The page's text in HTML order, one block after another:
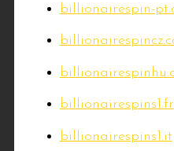
billionairespin-
billionairespins1.fr
billionairespins1.it